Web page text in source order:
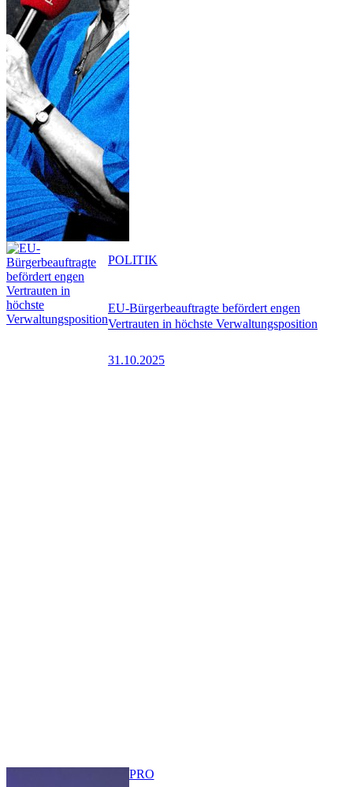
EU-Bürgerbeauftragte befördert engen
Vertrauten in höchste Verwaltungsposition
31.10.2025
POLITIK
PRO